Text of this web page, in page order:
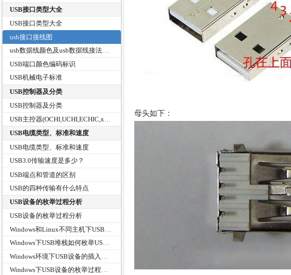
USB接口类型大全
USB接口类型大全
usb接口接线图
usb数据线颜色及usb数据线接法图解和USB接口引脚接线定义
USB端口颜色编码标识
USB机械电子标准
USB控制器及分类
USB控制器及分类
USB电缆类型、标准和速度
USB电缆类型、标准和速度
USB3.0传输速度是多少？
USB端点和管道的区别
USB的四种传输有什么特点
USB设备的枚举过程分析
USB设备的枚举过程分析
Windows下USB堆栈如何枚举USB设备
Windows下USB设备的枚举过程分析
母头如下：